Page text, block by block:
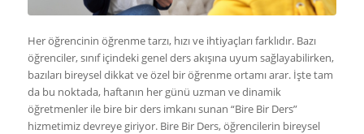
Her öğrencinin öğrenme tarzı, hızı ve ihtiyaçları farklıdır. Bazı
öğrenciler, sınıf içindeki genel ders akışına uyum sağlayabilirken,
bazıları bireysel dikkat ve özel bir öğrenme ortamı arar. İşte tam
da bu noktada, haftanın her günü uzman ve dinamik
öğretmenler ile bire bir ders imkanı sunan “Bire Bir Ders”
hizmetimiz devreye giriyor. Bire Bir Ders, öğrencilerin bireysel